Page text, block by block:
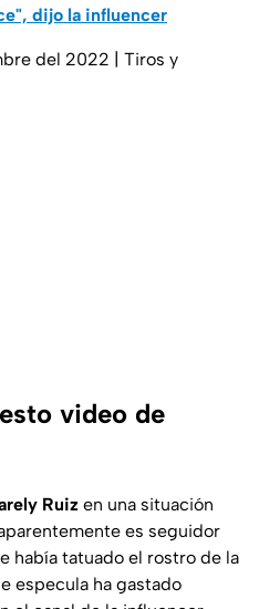
dijo la influencer
del 2022 | Tiros y
video de
Ruiz en una situación
es seguidor
había tatuado el rostro de la
especula ha gastado